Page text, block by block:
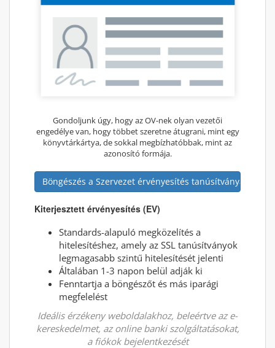
Gondoljunk úgy, hogy az OV-nek olyan vezetői
engedélye van, hogy többet szeretne átugrani, mint egy
könyvtárkártya, de sokkal megbízhatóbbak, mint az
azonosító formája.
Böngészés a Szervezet érvényesítés tanúsítványaiban
Kiterjesztett érvényesítés (EV)
Standards-alapuló megközelítés a
hitelesítéshez, amely az SSL tanúsítványok
legmagasabb szintű hitelesítését jelenti
Általában 1-3 napon belül adják ki
Fenntartja a böngészőt és más iparági
megfelelést
Ideális érzékeny weboldalakhoz, beleértve az e-
kereskedelmet, az online banki szolgáltatásokat,
a fiókok bejelentkezését